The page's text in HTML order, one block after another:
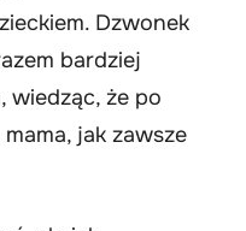
Dzwonek
bardziej
wiedząc, że po
jak zawsze